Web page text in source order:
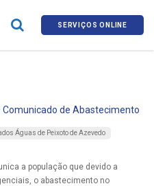
SERVIÇOS ONLINE
de Abastecimento
Águas de Peixoto de Azevedo
a população que devido a
o abastecimento no